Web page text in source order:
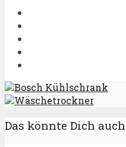
Bosch Kühlschrank
Wäschetrockner
Das könnte Dich